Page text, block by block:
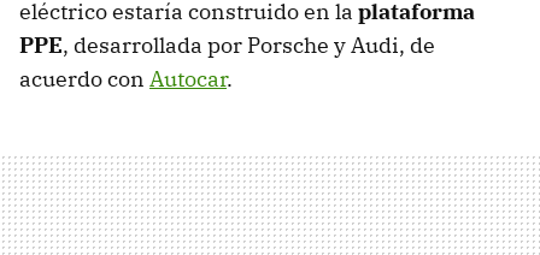
eléctrico estaría construido en la plataforma
PPE, desarrollada por Porsche y Audi, de
acuerdo con Autocar.